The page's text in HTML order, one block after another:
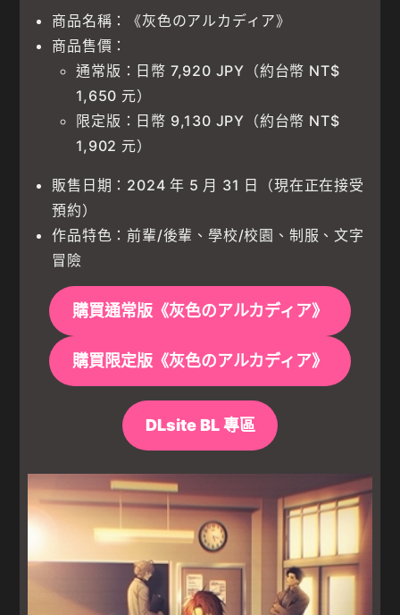
商品名稱：《灰色のアルカディア》
商品售價：
通常版：日幣 7,920 JPY（約台幣 NT$
1,650 元）
限定版：日幣 9,130 JPY（約台幣 NT$
1,902 元）
販售日期：2024 年 5 月 31 日（現在正在接受
預約）
作品特色：前輩/後輩、學校/校園、制服、文字
冒險
購買通常版《灰色のアルカディア》
購買限定版《灰色のアルカディア》
DLsite BL 專區